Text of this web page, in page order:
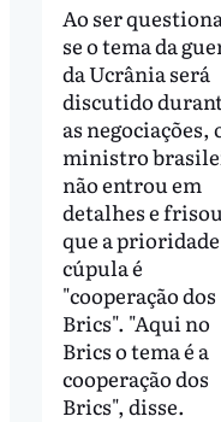
Ao ser
se o tema da
da Ucrânia será
discutido
as negociações,
ministro
não entrou em
detalhes e frisou
que a
cúpula é
"cooperação dos
Brics". "Aqui no
Brics o tema é a
cooperação dos
Brics", disse.